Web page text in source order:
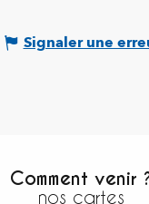
Signaler une
Comment venir
nos cartes